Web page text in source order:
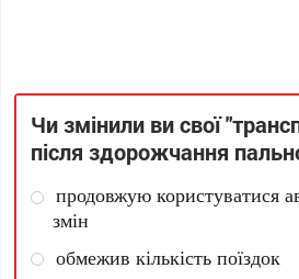
Чи змінили ви свої
після здорожчання
продовжую користуватися
змін
обмежив кількість поїздок